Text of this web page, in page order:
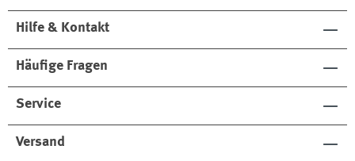
Hilfe & Kontakt
Häufige Fragen
Service
Versand